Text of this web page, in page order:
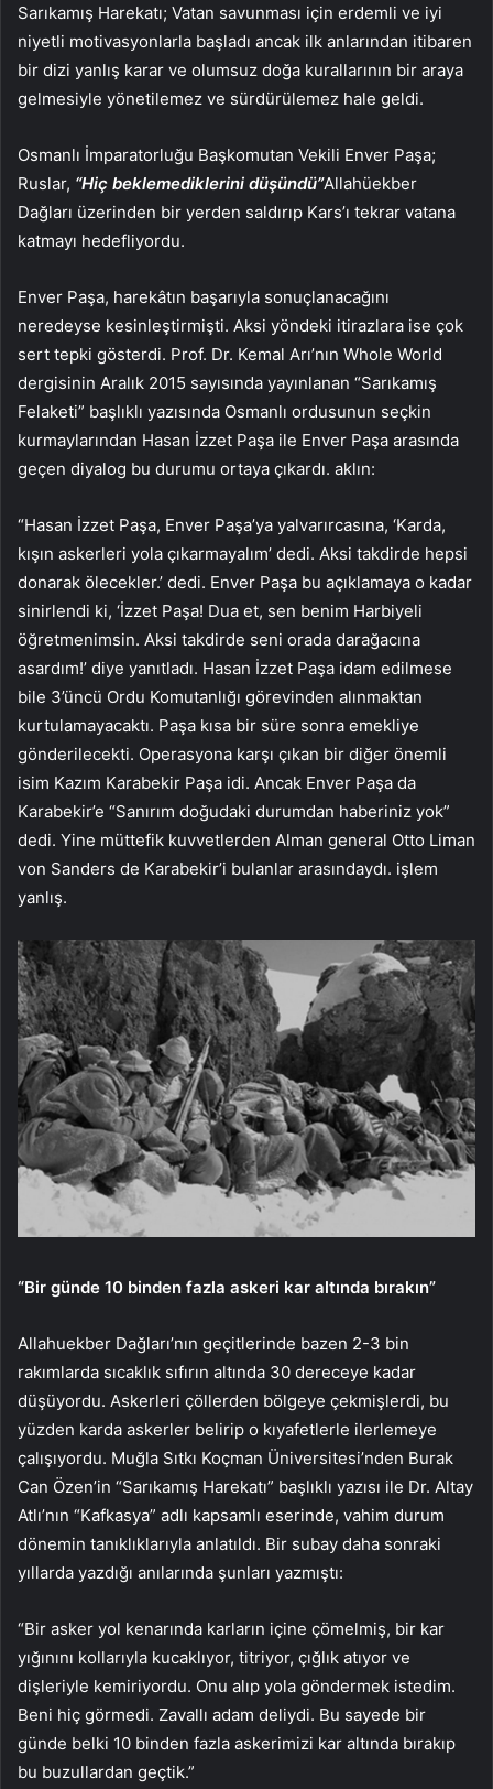
Sarıkamış Harekatı; Vatan savunması için erdemli ve iyi
niyetli motivasyonlarla başladı ancak ilk anlarından itibaren
bir dizi yanlış karar ve olumsuz doğa kurallarının bir araya
gelmesiyle yönetilemez ve sürdürülemez hale geldi.
Osmanlı İmparatorluğu Başkomutan Vekili Enver Paşa;
Ruslar, “Hiç beklemediklerini düşündü”Allahüekber
Dağları üzerinden bir yerden saldırıp Kars’ı tekrar vatana
katmayı hedefliyordu.
Enver Paşa, harekâtın başarıyla sonuçlanacağını
neredeyse kesinleştirmişti. Aksi yöndeki itirazlara ise çok
sert tepki gösterdi. Prof. Dr. Kemal Arı’nın Whole World
dergisinin Aralık 2015 sayısında yayınlanan “Sarıkamış
Felaketi” başlıklı yazısında Osmanlı ordusunun seçkin
kurmaylarından Hasan İzzet Paşa ile Enver Paşa arasında
geçen diyalog bu durumu ortaya çıkardı. aklın:
“Hasan İzzet Paşa, Enver Paşa’ya yalvarırcasına, ‘Karda,
kışın askerleri yola çıkarmayalım’ dedi. Aksi takdirde hepsi
donarak ölecekler.’ dedi. Enver Paşa bu açıklamaya o kadar
sinirlendi ki, ‘İzzet Paşa! Dua et, sen benim Harbiyeli
öğretmenimsin. Aksi takdirde seni orada darağacına
asardım!’ diye yanıtladı. Hasan İzzet Paşa idam edilmese
bile 3’üncü Ordu Komutanlığı görevinden alınmaktan
kurtulamayacaktı. Paşa kısa bir süre sonra emekliye
gönderilecekti. Operasyona karşı çıkan bir diğer önemli
isim Kazım Karabekir Paşa idi. Ancak Enver Paşa da
Karabekir’e “Sanırım doğudaki durumdan haberiniz yok”
dedi. Yine müttefik kuvvetlerden Alman general Otto Liman
von Sanders de Karabekir’i bulanlar arasındaydı. işlem
yanlış.
“Bir günde 10 binden fazla askeri kar altında bırakın”
Allahuekber Dağları’nın geçitlerinde bazen 2-3 bin
rakımlarda sıcaklık sıfırın altında 30 dereceye kadar
düşüyordu. Askerleri çöllerden bölgeye çekmişlerdi, bu
yüzden karda askerler belirip o kıyafetlerle ilerlemeye
çalışıyordu. Muğla Sıtkı Koçman Üniversitesi’nden Burak
Can Özen’in “Sarıkamış Harekatı” başlıklı yazısı ile Dr. Altay
Atlı’nın “Kafkasya” adlı kapsamlı eserinde, vahim durum
dönemin tanıklıklarıyla anlatıldı. Bir subay daha sonraki
yıllarda yazdığı anılarında şunları yazmıştı:
“Bir asker yol kenarında karların içine çömelmiş, bir kar
yığınını kollarıyla kucaklıyor, titriyor, çığlık atıyor ve
dişleriyle kemiriyordu. Onu alıp yola göndermek istedim.
Beni hiç görmedi. Zavallı adam deliydi. Bu sayede bir
günde belki 10 binden fazla askerimizi kar altında bırakıp
bu buzullardan geçtik.”